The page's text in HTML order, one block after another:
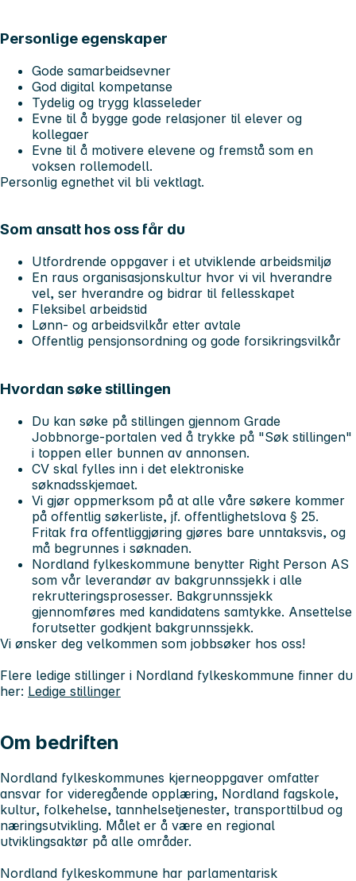
Personlige egenskaper
Gode samarbeidsevner
God digital kompetanse
Tydelig og trygg klasseleder
Evne til å bygge gode relasjoner til elever og
kollegaer
Evne til å motivere elevene og fremstå som en
voksen rollemodell.
Personlig egnethet vil bli vektlagt.
Som ansatt hos oss får du
Utfordrende oppgaver i et utviklende arbeidsmiljø
En raus organisasjonskultur hvor vi vil hverandre
vel, ser hverandre og bidrar til fellesskapet
Fleksibel arbeidstid
Lønn- og arbeidsvilkår etter avtale
Offentlig pensjonsordning og gode forsikringsvilkår
Hvordan søke stillingen
Du kan søke på stillingen gjennom Grade
Jobbnorge-portalen ved å trykke på "Søk stillingen"
i toppen eller bunnen av annonsen.
CV skal fylles inn i det elektroniske
søknadsskjemaet.
Vi gjør oppmerksom på at alle våre søkere kommer
på offentlig søkerliste, jf. offentlighetslova § 25.
Fritak fra offentliggjøring gjøres bare unntaksvis, og
må begrunnes i søknaden.
Nordland fylkeskommune benytter Right Person AS
som vår leverandør av bakgrunnssjekk i alle
rekrutteringsprosesser. Bakgrunnssjekk
gjennomføres med kandidatens samtykke. Ansettelse
forutsetter godkjent bakgrunnssjekk.
Vi ønsker deg velkommen som jobbsøker hos oss!
Flere ledige stillinger i Nordland fylkeskommune finner du
her: Ledige stillinger
Om bedriften
Nordland fylkeskommunes kjerneoppgaver omfatter
ansvar for videregående opplæring, Nordland fagskole,
kultur, folkehelse, tannhelsetjenester, transporttilbud og
næringsutvikling. Målet er å være en regional
utviklingsaktør på alle områder.
Nordland fylkeskommune har parlamentarisk